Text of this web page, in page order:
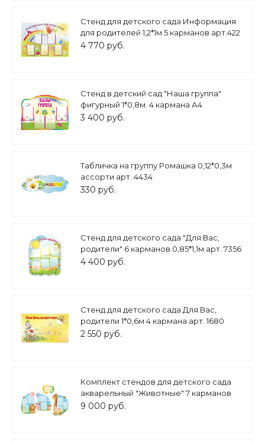
Стенд для детского сада Информация
для родителей 1,2*1м 5 карманов арт.422
4 770 руб.
Стенд в детский сад "Наша группа"
фигурный 1*0,8м. 4 кармана А4
арт.ДС1058
3 400 руб.
Табличка на группу Ромашка 0,12*0,3м
ассорти арт. 4434
330 руб.
Стенд для детского сада "Для Вас,
родители" 6 карманов 0,85*1,1м арт. 7356
4 400 руб.
Стенд для детского сада Для Вас,
родители 1*0,6м 4 кармана арт. 1680
2 550 руб.
Комплект стендов для детского сада
акварельный "Животные" 7 карманов
А4, 2 кармана А5 1,3*1,9м арт.ДС669
9 000 руб.